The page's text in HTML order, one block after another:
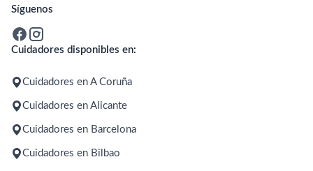
Síguenos
Cuidadores disponibles en:
Cuidadores en A Coruña
Cuidadores en Alicante
Cuidadores en Barcelona
Cuidadores en Bilbao